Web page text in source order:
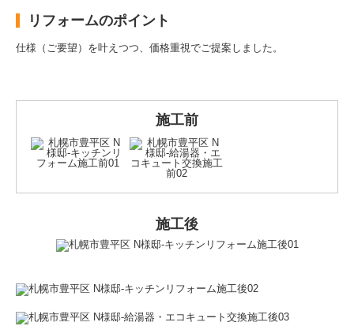
リフォームのポイント
仕様（ご要望）を叶えつつ、価格重視でご提案しました。
施工前
施工後